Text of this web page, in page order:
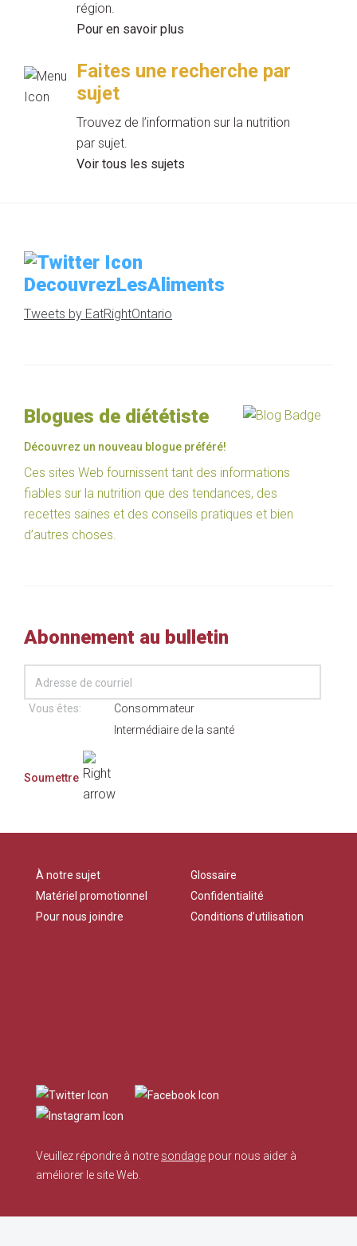
région.
Pour en savoir plus
Faites une recherche par
sujet
Trouvez de l’information sur la nutrition
par sujet.
Voir tous les sujets
DecouvrezLesAliments
Tweets by EatRightOntario
Blogues de diététiste
Découvrez un nouveau blogue préféré!
Ces sites Web fournissent tant des informations
fiables sur la nutrition que des tendances, des
recettes saines et des conseils pratiques et bien
d’autres choses.
Abonnement au bulletin
Vous êtes:
Consommateur
Intermédiaire de la santé
À notre sujet
Matériel promotionnel
Pour nous joindre
Glossaire
Confidentialité
Conditions d’utilisation
Veuillez répondre à notre sondage pour nous aider à
améliorer le site Web.